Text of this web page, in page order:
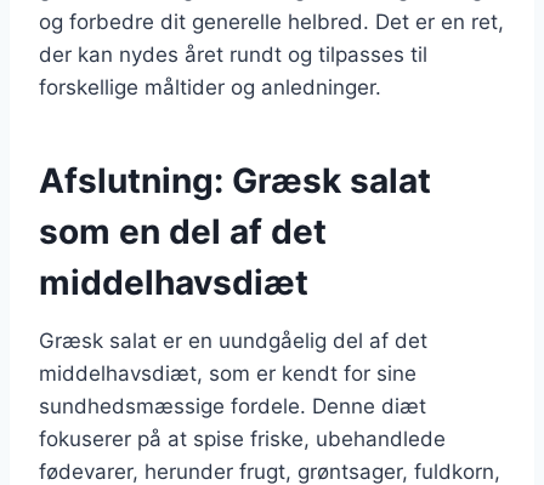
og forbedre dit generelle helbred. Det er en ret,
der kan nydes året rundt og tilpasses til
forskellige måltider og anledninger.
Afslutning: Græsk salat
som en del af det
middelhavsdiæt
Græsk salat er en uundgåelig del af det
middelhavsdiæt, som er kendt for sine
sundhedsmæssige fordele. Denne diæt
fokuserer på at spise friske, ubehandlede
fødevarer, herunder frugt, grøntsager, fuldkorn,